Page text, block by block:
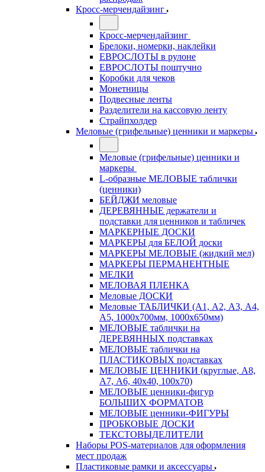
Кросс-мерчендайзинг
Кросс-мерчендайзинг
Брелоки, номерки, наклейки
ЕВРОСЛОТЫ в рулоне
ЕВРОСЛОТЫ поштучно
Коробки для чеков
Монетницы
Подвесные ленты
Разделители на кассовую ленту
Страйпхолдер
Меловые (грифельные) ценники и маркеры
Меловые (грифельные) ценники и
маркеры
L-образные МЕЛОВЫЕ таблички
(ценники)
БЕЙДЖИ меловые
ДЕРЕВЯННЫЕ держатели и
подставки для ценников и табличек
МАРКЕРНЫЕ ДОСКИ
МАРКЕРЫ для БЕЛОЙ доски
МАРКЕРЫ МЕЛОВЫЕ (жидкий мел)
МАРКЕРЫ ПЕРМАНЕНТНЫЕ
МЕЛКИ
МЕЛОВАЯ ПЛЕНКА
Меловые ДОСКИ
Меловые ТАБЛИЧКИ (А1, А2, А3, А4,
А5, 1000х700мм, 1000х650мм)
МЕЛОВЫЕ таблички на
ДЕРЕВЯННЫХ подставках
МЕЛОВЫЕ таблички на
ПЛАСТИКОВЫХ подставках
МЕЛОВЫЕ ЦЕННИКИ (круглые, А8,
А7, А6, 40х40, 100х70)
МЕЛОВЫЕ ценники-фигур
БОЛЬШИХ ФОРМАТОВ
МЕЛОВЫЕ ценники-ФИГУРЫ
ПРОБКОВЫЕ ДОСКИ
ТЕКСТОВЫДЕЛИТЕЛИ
Наборы POS-материалов для оформления
мест продаж
Пластиковые рамки и аксессуары